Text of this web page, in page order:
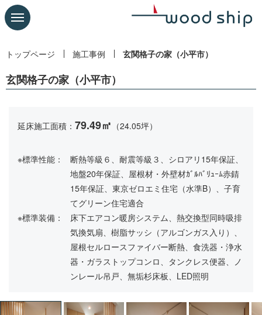
トップページ 施工事例 玄関格子の家（小平市）
玄関格子の家（小平市）
延床施工面積： 79.49㎡ （24.05坪）
※標準性能：
断熱等級６、耐震等級３、シロアリ15年保証、
地盤20年保証、屋根材・外壁材ｶﾞﾙﾊﾞﾘｭｰﾑ赤錆
15年保証、東京ゼロエミ住宅（水準B）、子育
てグリーン住宅適合
※標準装備：
床下エアコン暖房システム、熱交換型同時吸排
気換気扇、樹脂サッシ（アルゴンガス入り）、
屋根セルロースファイバー断熱、食洗器・浄水
器・ガラストップコンロ、タンクレス便器、ノ
ンレール吊戸、無垢杉床板、LED照明